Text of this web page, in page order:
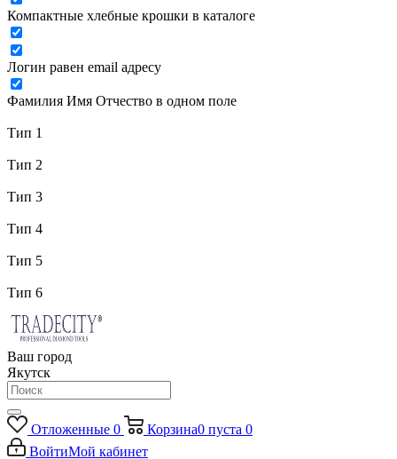
Компактные хлебные крошки в каталоге
Логин равен email адресу
Фамилия Имя Отчество в одном поле
Тип 1
Тип 2
Тип 3
Тип 4
Тип 5
Тип 6
Ваш город
Якутск
Отложенные 0 Корзина0 пуста 0
ВойтиМой кабинет